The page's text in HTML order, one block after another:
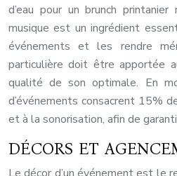
d’eau pour un brunch
musique est un ingrédient
événements et les rendre
particulière doit être apportée
qualité de son optimale. En
d’événements consacrent 15%
et à la sonorisation, afin de
DÉCORS ET